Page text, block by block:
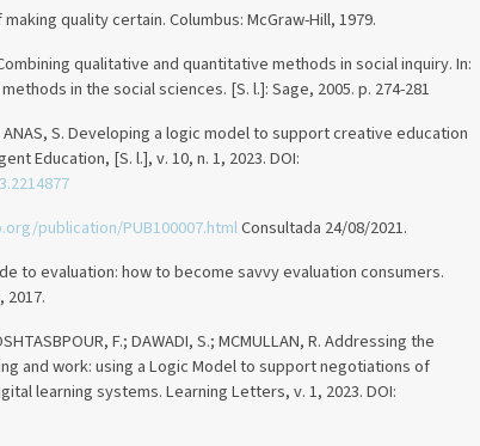
quality certain. Columbus: McGraw-Hill, 1979.
Combining qualitative and quantitative methods in social inquiry. In:
methods in the social sciences. [S. l.]: Sage, 2005. p. 274-281
ANAS, S. Developing a logic model to support creative education
Education, [S. l.], v. 10, n. 1, 2023. DOI:
publication/PUB100007.htmlConsultada 24/08/2021.
to evaluation: how to become savvy evaluation consumers.
2017.
F.; DAWADI, S.; MCMULLAN, R. Addressing the
and work: using a Logic Model to support negotiations of
learning systems. Learning Letters, v. 1, 2023. DOI: